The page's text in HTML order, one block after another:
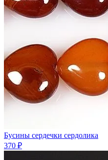
Бусины сердечки сердолика
370 ₽